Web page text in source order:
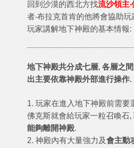
回到沙漠的西北方找流沙領主
者‧布拉克首肯的他將會協助
玩家講解地下神殿的基本情報:
地下神殿共分成七層, 各層之
出主要依靠神殿外部進行操作.
1. 玩家在進入地下神殿前需要
佛克斯就會給玩家一粒召喚石,
能夠離開神殿.
2. 神殿內有大量強力及會主動